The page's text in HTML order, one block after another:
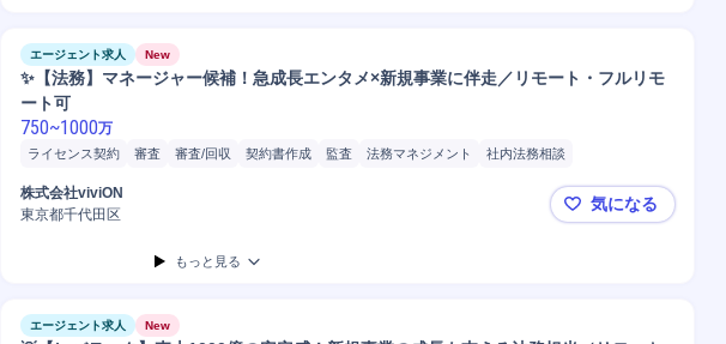
エージェント求人 New
✨【法務】マネージャー候補！急成長エンタメ×新規事業に伴走／リモート・フルリモ
ート可
750~1000万
ライセンス契約 審査 審査/回収 契約書作成 監査 法務マネジメント
社内法務相談
法務コンプラコンサルティング
株式会社viviON
東京都千代田区
✨【法務】
気になる
もっと見る
エージェント求人 New